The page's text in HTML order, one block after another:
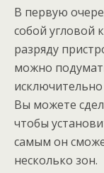
В первую
собой угловой
разряду
можно
исключительно
Вы можете
чтобы
самым он
несколько зон.